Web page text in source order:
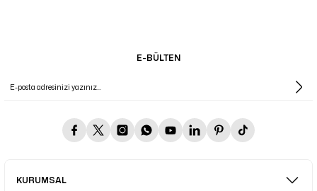
E-BÜLTEN
KURUMSAL